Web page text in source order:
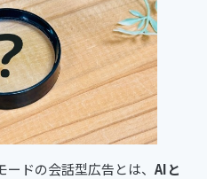
ドの会話型広告とは、 AIと